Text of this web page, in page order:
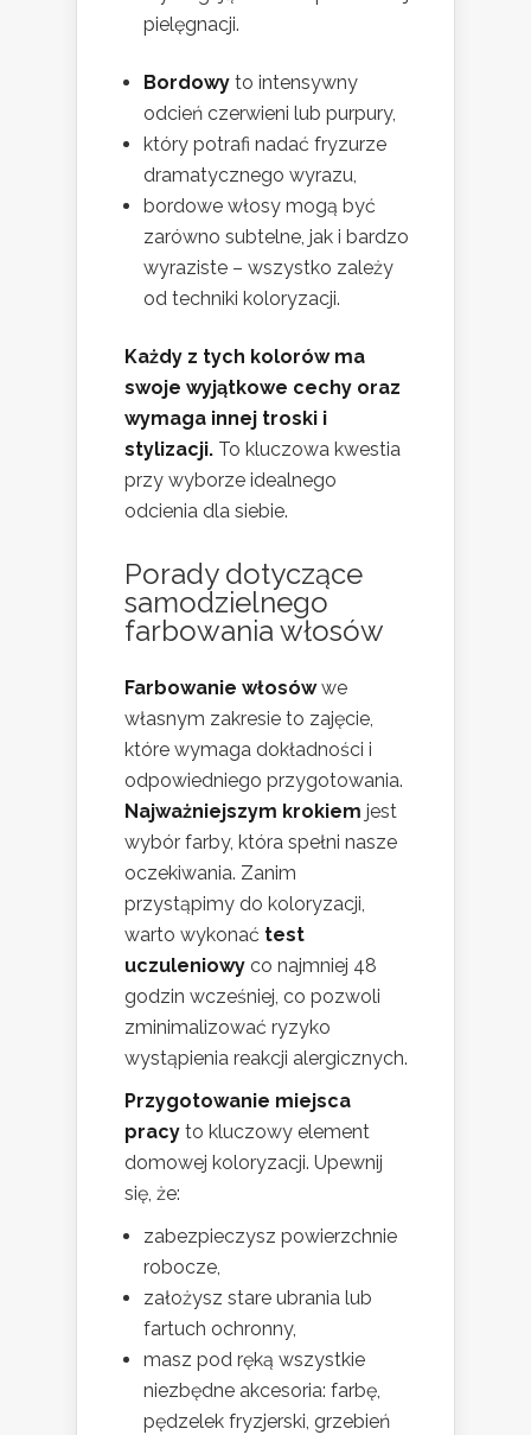
pielęgnacji.
Bordowy to intensywny
odcień czerwieni lub purpury,
który potrafi nadać fryzurze
dramatycznego wyrazu,
bordowe włosy mogą być
zarówno subtelne, jak i bardzo
wyraziste – wszystko zależy
od techniki koloryzacji.
Każdy z tych kolorów ma
swoje wyjątkowe cechy oraz
wymaga innej troski i
stylizacji. To kluczowa kwestia
przy wyborze idealnego
odcienia dla siebie.
Porady dotyczące
samodzielnego
farbowania włosów
Farbowanie włosówwe
własnym zakresie to zajęcie,
które wymaga dokładności i
odpowiedniego przygotowania.
Najważniejszym krokiem jest
wybór farby, która spełni nasze
oczekiwania. Zanim
przystąpimy do koloryzacji,
warto wykonać test
uczuleniowy co najmniej 48
godzin wcześniej, co pozwoli
zminimalizować ryzyko
wystąpienia reakcji alergicznych.
Przygotowanie miejsca
pracy to kluczowy element
domowej koloryzacji. Upewnij
się, że:
zabezpieczysz powierzchnie
robocze,
założysz stare ubrania lub
fartuch ochronny,
masz pod ręką wszystkie
niezbędne akcesoria: farbę,
pędzelek fryzjerski, grzebień